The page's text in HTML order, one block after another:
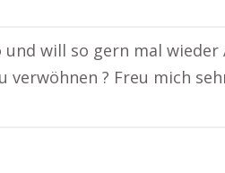
und will so gern mal
verwöhnen ? Freu mich